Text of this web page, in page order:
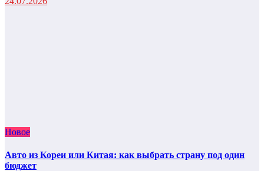
Новое
Авто из Кореи или Китая: как выбрать страну под один
бюджет